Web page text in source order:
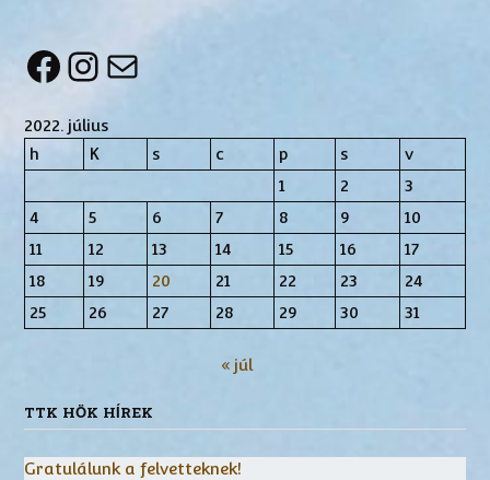
Facebook
Instagram
Mail
2022. július
h
K s c p s
v
1
2
3
4
5 6 7 8 9
10
11
12 13 14 15 16
17
18
19 20 21 22 23
24
25
26 27 28 29 30 31
« júl
TTK HÖK HÍREK
Gratulálunk a felvetteknek!